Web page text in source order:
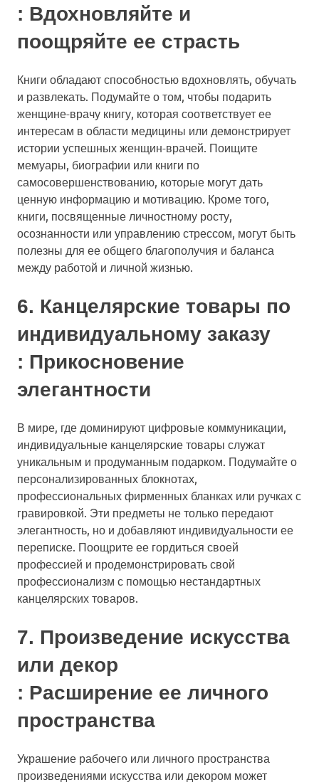
: Вдохновляйте и
поощряйте ее страсть
Книги обладают способностью вдохновлять, обучать
и развлекать. Подумайте о том, чтобы подарить
женщине-врачу книгу, которая соответствует ее
интересам в области медицины или демонстрирует
истории успешных женщин-врачей. Поищите
мемуары, биографии или книги по
самосовершенствованию, которые могут дать
ценную информацию и мотивацию. Кроме того,
книги, посвященные личностному росту,
осознанности или управлению стрессом, могут быть
полезны для ее общего благополучия и баланса
между работой и личной жизнью.
6. Канцелярские товары по
индивидуальному заказу
: Прикосновение
элегантности
В мире, где доминируют цифровые коммуникации,
индивидуальные канцелярские товары служат
уникальным и продуманным подарком. Подумайте о
персонализированных блокнотах,
профессиональных фирменных бланках или ручках с
гравировкой. Эти предметы не только передают
элегантность, но и добавляют индивидуальности ее
переписке. Поощрите ее гордиться своей
профессией и продемонстрировать свой
профессионализм с помощью нестандартных
канцелярских товаров.
7. Произведение искусства
или декор
: Расширение ее личного
пространства
Украшение рабочего или личного пространства
произведениями искусства или декором может